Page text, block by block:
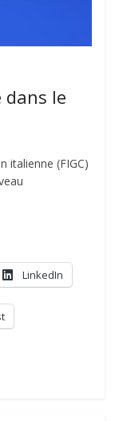
le
italienne (FIGC)
LinkedIn